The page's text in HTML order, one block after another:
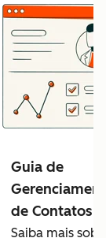
Guia de
de Contatos
Saiba mais